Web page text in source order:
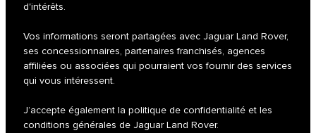
d'intérêts.
Vos informations seront partagées avec Jaguar Land Rover,
ses concessionnaires, partenaires franchisés, agences
affiliées ou associées qui pourraient vos fournir des services
qui vous intéressent.
J’accepte également la politique de confidentialité et les
conditions générales de Jaguar Land Rover.